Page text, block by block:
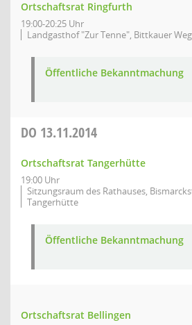
Ortschaftsrat Ringfurth
19:00-20:25 Uhr
Landgasthof "Zur Tenne", Bittkauer
Öffentliche Bekanntmachung
DO 13.11.2014
Ortschaftsrat Tangerhütte
19:00 Uhr
Sitzungsraum des Rathauses,
Tangerhütte
Öffentliche Bekanntmachung
Ortschaftsrat Bellingen